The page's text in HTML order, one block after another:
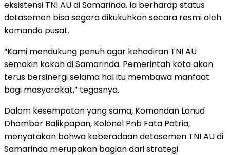
eksistensi TNI AU di Samarinda. Ia berharap status
detasemen bisa segera dikukuhkan secara resmi oleh
komando pusat.
“Kami mendukung penuh agar kehadiran TNI AU
semakin kokoh di Samarinda. Pemerintah kota akan
terus bersinergi selama hal itu membawa manfaat
bagi masyarakat,” tegasnya.
Dalam kesempatan yang sama, Komandan Lanud
Dhomber Balikpapan, Kolonel Pnb Fata Patria,
menyatakan bahwa keberadaan detasemen TNI AU di
Samarinda merupakan bagian dari strategi